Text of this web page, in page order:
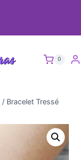
0
/ Bracelet Tressé